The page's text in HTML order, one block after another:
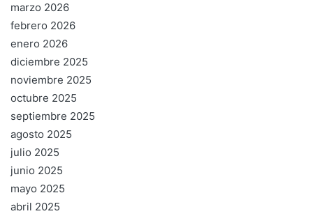
marzo 2026
febrero 2026
enero 2026
diciembre 2025
noviembre 2025
octubre 2025
septiembre 2025
agosto 2025
julio 2025
junio 2025
mayo 2025
abril 2025